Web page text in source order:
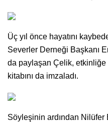
Üç yıl önce hayatını
Severler Derneği Başkanı
da paylaşan Çelik, etkinliğe
kitabını da imzaladı.
Söyleşinin ardından Nilüfer